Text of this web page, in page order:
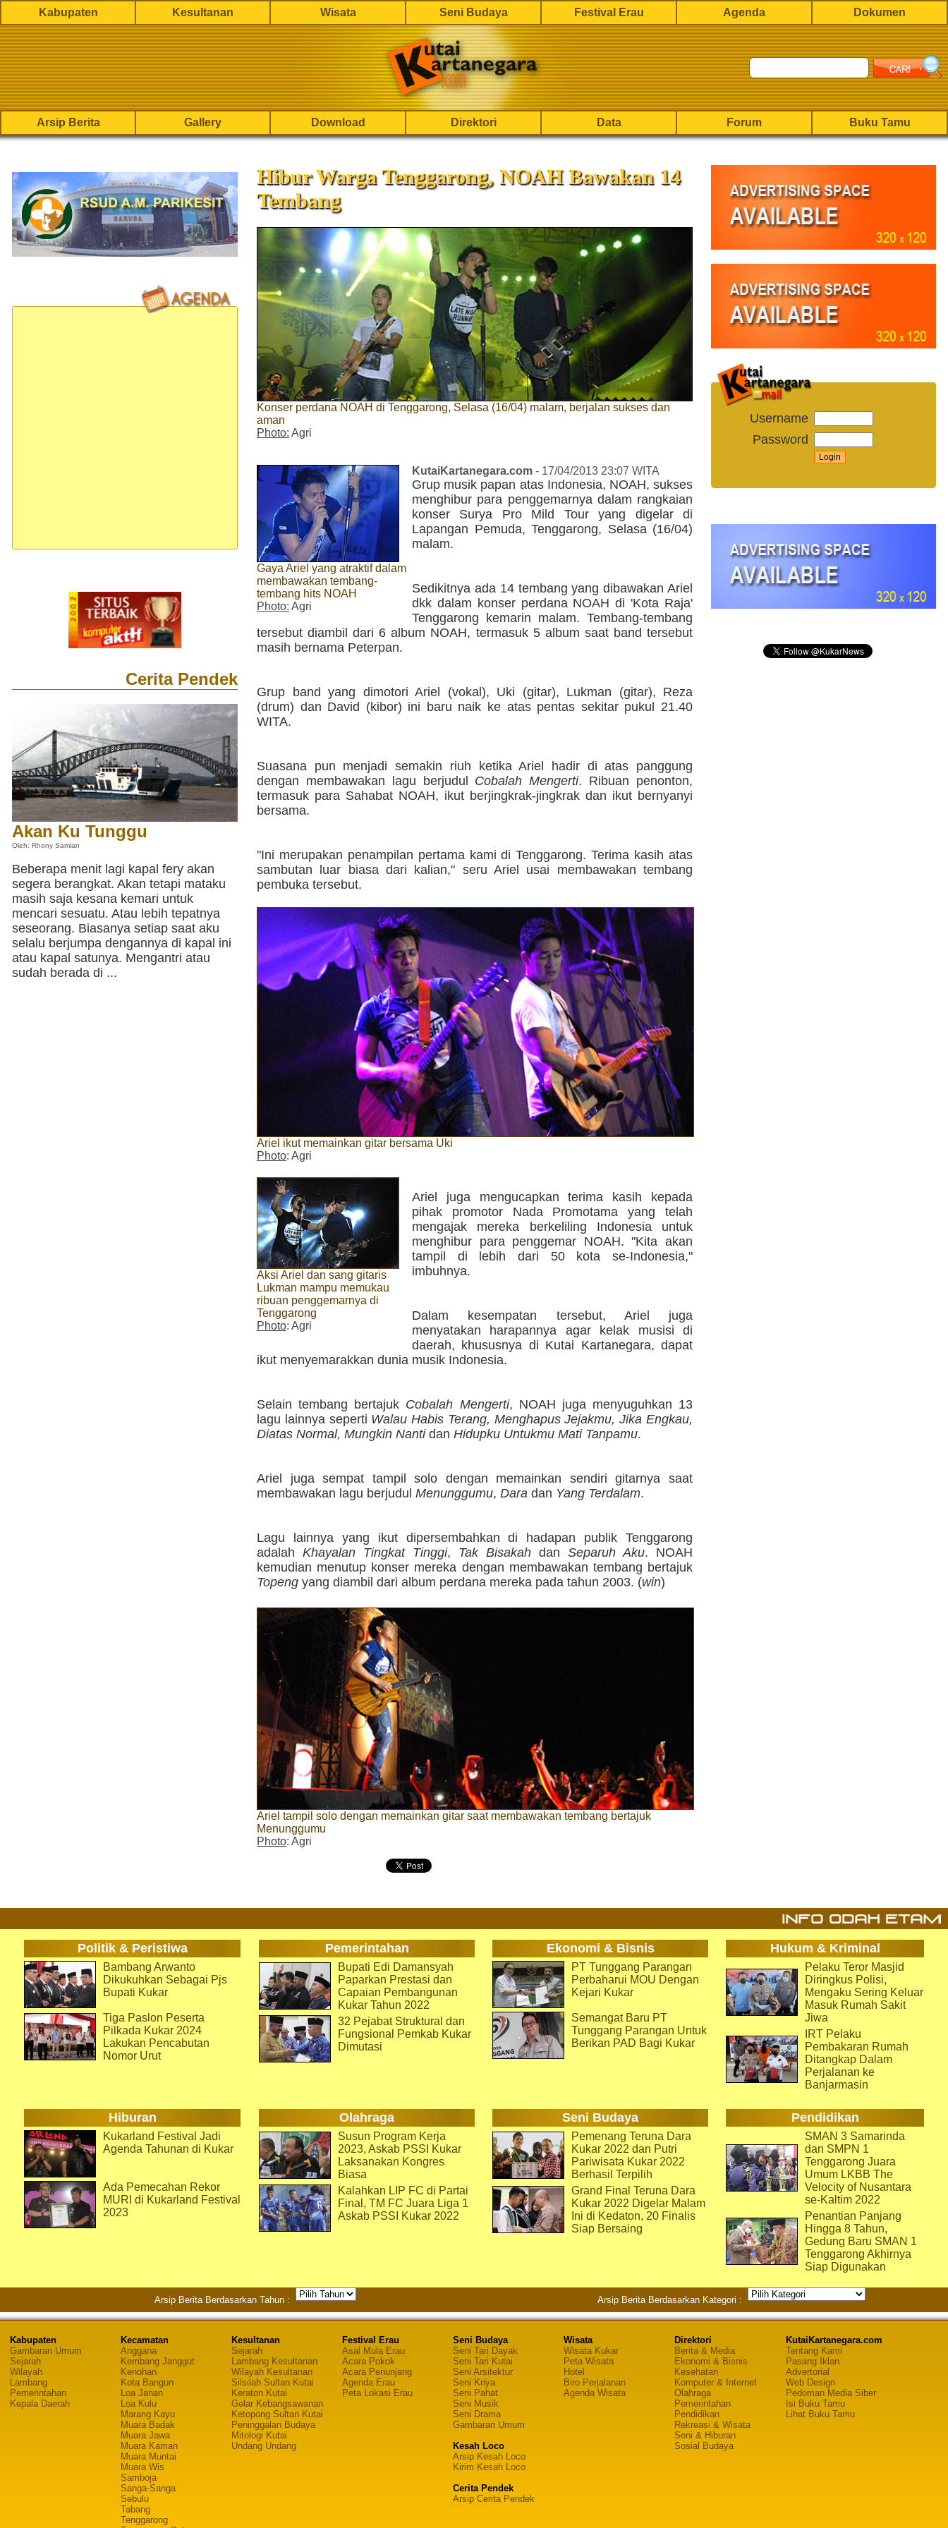
Kabupaten Kesultanan Wisata Seni Budaya Festival Erau Agenda Dokumen
Arsip Berita Gallery Download Direktori Data Forum Buku Tamu
Cerita Pendek
Akan Ku Tunggu
Oleh: Rhony Samlan
Beberapa menit lagi kapal fery akan
segera berangkat. Akan tetapi mataku
masih saja kesana kemari untuk
mencari sesuatu. Atau lebih tepatnya
seseorang. Biasanya setiap saat aku
selalu berjumpa dengannya di kapal ini
atau kapal satunya. Mengantri atau
sudah berada di ...
Hibur Warga Tenggarong, NOAH Bawakan 14
Tembang
Konser perdana NOAH di Tenggarong, Selasa (16/04) malam, berjalan sukses dan
aman
Photo: Agri
Gaya Ariel yang atraktif dalam
membawakan tembang-
tembang hits NOAH
Photo: Agri
KutaiKartanegara.com - 17/04/2013 23:07 WITA
Grup musik papan atas Indonesia, NOAH, sukses
menghibur para penggemarnya dalam rangkaian
konser Surya Pro Mild Tour yang digelar di
Lapangan Pemuda, Tenggarong, Selasa (16/04)
malam.
Sedikitnya ada 14 tembang yang dibawakan Ariel
dkk dalam konser perdana NOAH di 'Kota Raja'
Tenggarong kemarin malam. Tembang-tembang
tersebut diambil dari 6 album NOAH, termasuk 5 album saat band tersebut
masih bernama Peterpan.
Grup band yang dimotori Ariel (vokal), Uki (gitar), Lukman (gitar), Reza
(drum) dan David (kibor) ini baru naik ke atas pentas sekitar pukul 21.40
WITA.
Suasana pun menjadi semakin riuh ketika Ariel hadir di atas panggung
dengan membawakan lagu berjudul Cobalah Mengerti. Ribuan penonton,
termasuk para Sahabat NOAH, ikut berjingkrak-jingkrak dan ikut bernyanyi
bersama.
"Ini merupakan penampilan pertama kami di Tenggarong. Terima kasih atas
sambutan luar biasa dari kalian," seru Ariel usai membawakan tembang
pembuka tersebut.
Ariel ikut memainkan gitar bersama Uki
Photo: Agri
Aksi Ariel dan sang gitaris
Lukman mampu memukau
ribuan penggemarnya di
Tenggarong
Photo: Agri
Ariel juga mengucapkan terima kasih kepada
pihak promotor Nada Promotama yang telah
mengajak mereka berkeliling Indonesia untuk
menghibur para penggemar NOAH. "Kita akan
tampil di lebih dari 50 kota se-Indonesia,"
imbuhnya.
Dalam kesempatan tersebut, Ariel juga
menyatakan harapannya agar kelak musisi di
daerah, khususnya di Kutai Kartanegara, dapat
ikut menyemarakkan dunia musik Indonesia.
Selain tembang bertajuk Cobalah Mengerti, NOAH juga menyuguhkan 13
lagu lainnya seperti Walau Habis Terang, Menghapus Jejakmu, Jika Engkau,
Diatas Normal, Mungkin Nantidan Hidupku Untukmu Mati Tanpamu.
Ariel juga sempat tampil solo dengan memainkan sendiri gitarnya saat
membawakan lagu berjudul Menunggumu, Dara dan Yang Terdalam.
Lagu lainnya yang ikut dipersembahkan di hadapan publik Tenggarong
adalah Khayalan Tingkat Tinggi, Tak Bisakah dan Separuh Aku. NOAH
kemudian menutup konser mereka dengan membawakan tembang bertajuk
Topeng yang diambil dari album perdana mereka pada tahun 2003. (win)
Ariel tampil solo dengan memainkan gitar saat membawakan tembang bertajuk
Menunggumu
Photo: Agri
Username
Password
Politik & Peristiwa Pemerintahan Ekonomi & Bisnis Hukum & Kriminal
Bambang Arwanto
Dikukuhkan Sebagai Pjs
Bupati Kukar
Tiga Paslon Peserta
Pilkada Kukar 2024
Lakukan Pencabutan
Nomor Urut
Bupati Edi Damansyah
Paparkan Prestasi dan
Capaian Pembangunan
Kukar Tahun 2022
32 Pejabat Struktural dan
Fungsional Pemkab Kukar
Dimutasi
PT Tunggang Parangan
Perbaharui MOU Dengan
Kejari Kukar
Semangat Baru PT
Tunggang Parangan Untuk
Berikan PAD Bagi Kukar
Pelaku Teror Masjid
Diringkus Polisi,
Mengaku Sering Keluar
Masuk Rumah Sakit
Jiwa
IRT Pelaku
Pembakaran Rumah
Ditangkap Dalam
Perjalanan ke
Banjarmasin
Hiburan Olahraga Seni Budaya Pendidikan
Kukarland Festival Jadi
Agenda Tahunan di Kukar
Ada Pemecahan Rekor
MURI di Kukarland Festival
2023
Susun Program Kerja
2023, Askab PSSI Kukar
Laksanakan Kongres
Biasa
Kalahkan LIP FC di Partai
Final, TM FC Juara Liga 1
Askab PSSI Kukar 2022
Pemenang Teruna Dara
Kukar 2022 dan Putri
Pariwisata Kukar 2022
Berhasil Terpilih
Grand Final Teruna Dara
Kukar 2022 Digelar Malam
Ini di Kedaton, 20 Finalis
Siap Bersaing
SMAN 3 Samarinda
dan SMPN 1
Tenggarong Juara
Umum LKBB The
Velocity of Nusantara
se-Kaltim 2022
Penantian Panjang
Hingga 8 Tahun,
Gedung Baru SMAN 1
Tenggarong Akhirnya
Siap Digunakan
Arsip Berita Berdasarkan Tahun : Arsip Berita Berdasarkan Kategori :
Kabupaten
Gambaran Umum
Sejarah
Wilayah
Lambang
Pemerintahan
Kepala Daerah
Kecamatan
Anggana
Kembang Janggut
Kenohan
Kota Bangun
Loa Janan
Loa Kulu
Marang Kayu
Muara Badak
Muara Jawa
Muara Kaman
Muara Muntai
Muara Wis
Samboja
Sanga-Sanga
Sebulu
Tabang
Tenggarong
Kesultanan
Sejarah
Lambang Kesultanan
Wilayah Kesultanan
Silsilah Sultan Kutai
Keraton Kutai
Gelar Kebangsawanan
Ketopong Sultan Kutai
Peninggalan Budaya
Mitologi Kutai
Undang Undang
Festival Erau
Asal Mula Erau
Acara Pokok
Acara Penunjang
Agenda Erau
Peta Lokasi Erau
Seni Budaya
Seni Tari Dayak
Seni Tari Kutai
Seni Arsitektur
Seni Kriya
Seni Pahat
Seni Musik
Seni Drama
Gambaran Umum
Kesah Loco
Arsip Kesah Loco
Kirim Kesah Loco
Cerita Pendek
Arsip Cerita Pendek
Wisata
Wisata Kukar
Peta Wisata
Hotel
Biro Perjalanan
Agenda Wisata
Direktori
Berita & Media
Ekonomi & Bisnis
Kesehatan
Komputer & Internet
Olahraga
Pemerintahan
Pendidikan
Rekreasi & Wisata
Seni & Hiburan
Sosial Budaya
KutaiKartanegara.com
Tentang Kami
Pasang Iklan
Advertorial
Web Design
Pedoman Media Siber
Isi Buku Tamu
Lihat Buku Tamu